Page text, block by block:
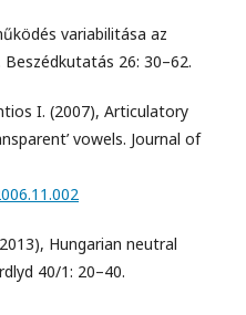
variabilitása az
26: 30–62.
I. (2007), Articulatory
vowels. Journal of
Hungarian neutral
40/1: 20–40.